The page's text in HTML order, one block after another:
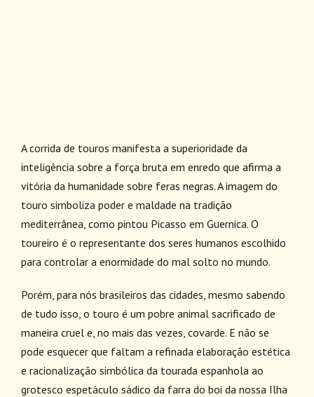
A corrida de touros manifesta a superioridade da
inteligência sobre a força bruta em enredo que afirma a
vitória da humanidade sobre feras negras. A imagem do
touro simboliza poder e maldade na tradição
mediterrânea, como pintou Picasso em Guernica. O
toureiro é o representante dos seres humanos escolhido
para controlar a enormidade do mal solto no mundo.
Porém, para nós brasileiros das cidades, mesmo sabendo
de tudo isso, o touro é um pobre animal sacrificado de
maneira cruel e, no mais das vezes, covarde. E não se
pode esquecer que faltam a refinada elaboração estética
e racionalização simbólica da tourada espanhola ao
grotesco espetáculo sádico da farra do boi da nossa Ilha